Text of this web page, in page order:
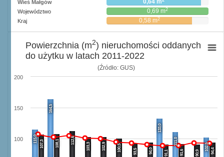
Wieś Małgów 0,64 m
Województwo 0,69 m2
Kraj 0,58 m2
(Źródło: GUS)
115,0
164,5
133,0
111,0
102,5
107,3 108,1 112,6
103,3 102,9 100,5 93,5 94,0 91,1 91,6 90,9 94,4
100
150
200
Powierzchnia (m2) nieruchomości oddanych
do użytku w latach 2011-2022